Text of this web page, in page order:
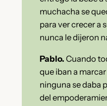
muchacha se
para ver crecer a
nunca le dijeron
Pablo. Cuando
que iban a marcar
ninguna se daba
del